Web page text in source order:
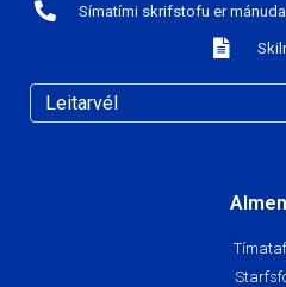
Símatími skrifstofu er